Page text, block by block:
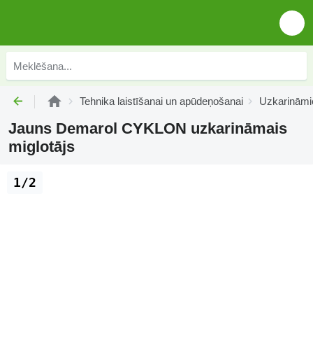
Tehnika laistīšanai un apūdeņošanai
Jauns Demarol CYKLON uzkarināmais
miglotājs
1/2